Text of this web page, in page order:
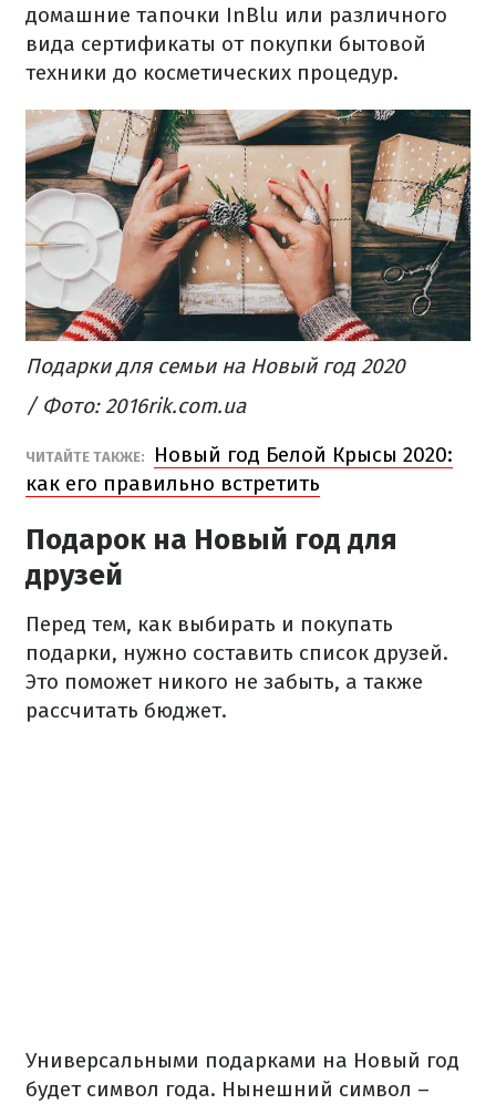
домашние тапочки InBlu или различного
вида сертификаты от покупки бытовой
техники до косметических процедур.
Подарки для семьи на Новый год 2020
/ Фото: 2016rik.com.ua
ЧИТАЙТЕ ТАКЖЕ:
Новый год Белой Крысы 2020:
как его правильно встретить
Подарок на Новый год для
друзей
Перед тем, как выбирать и покупать
подарки, нужно составить список друзей.
Это поможет никого не забыть, а также
рассчитать бюджет.
Универсальными подарками на Новый год
будет символ года. Нынешний символ –